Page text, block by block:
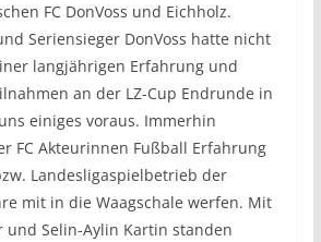
FC DonVoss und Eichholz.
Seriensieger DonVoss hatte nicht
langjährigen Erfahrung und
an der LZ-Cup Endrunde in
einiges voraus. Immerhin
FC Akteurinnen Fußball Erfahrung
Landesligaspielbetrieb der
mit in die Waagschale werfen. Mit
und Selin-Aylin Kartin standen